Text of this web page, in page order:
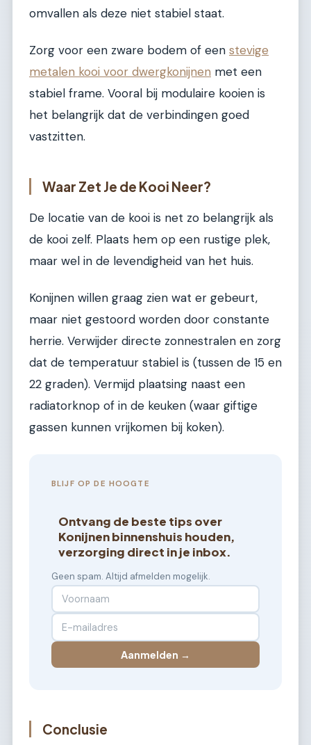
omvallen als deze niet stabiel staat.
Zorg voor een zware bodem of een stevige
metalen kooi voor dwergkonijnen met een
stabiel frame. Vooral bij modulaire kooien is
het belangrijk dat de verbindingen goed
vastzitten.
Waar Zet Je de Kooi Neer?
De locatie van de kooi is net zo belangrijk als
de kooi zelf. Plaats hem op een rustige plek,
maar wel in de levendigheid van het huis.
Konijnen willen graag zien wat er gebeurt,
maar niet gestoord worden door constante
herrie. Verwijder directe zonnestralen en zorg
dat de temperatuur stabiel is (tussen de 15 en
22 graden). Vermijd plaatsing naast een
radiatorknop of in de keuken (waar giftige
gassen kunnen vrijkomen bij koken).
BLIJF OP DE HOOGTE
Ontvang de beste tips over
Konijnen binnenshuis houden,
verzorging direct in je inbox.
Geen spam. Altijd afmelden mogelijk.
Aanmelden →
Conclusie